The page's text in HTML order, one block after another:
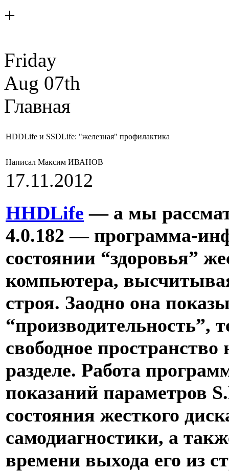
+
Friday
Aug 07th
Главная
HDDLife и SSDLife: "железная" профилактика
Написал Максим ИВАНОВ
17.11.2012
HHDLife — а мы
4.0.182 — программа-
состоянии “здоровья”
компьютера,
строя. Заодно она
“производительность”,
свободное
разделе. Работа
показаний параметров
состояния жесткого
самодиагностики, а
времени выхода его из